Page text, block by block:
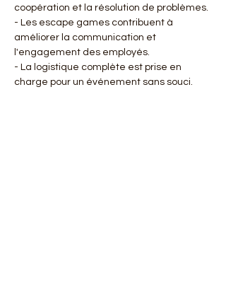
coopération et la résolution de problèmes.
- Les escape games contribuent à
améliorer la communication et
l'engagement des employés.
- La logistique complète est prise en
charge pour un événement sans souci.